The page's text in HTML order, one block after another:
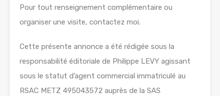
Pour tout renseignement complémentaire ou
organiser une visite, contactez moi.
Cette présente annonce a été rédigée sous la
responsabilité éditoriale de Philippe LEVY agissant
sous le statut d’agent commercial immatriculé au
RSAC METZ 495043572 auprès de la SAS